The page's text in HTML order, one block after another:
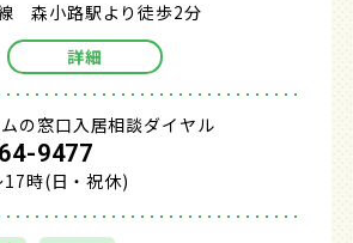
森小路駅より徒歩2分
詳細
の窓口入居相談ダイヤル
9477
時(日・祝休)